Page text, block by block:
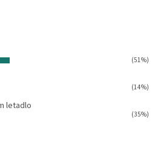
(51%)
(14%)
letadlo
(35%)